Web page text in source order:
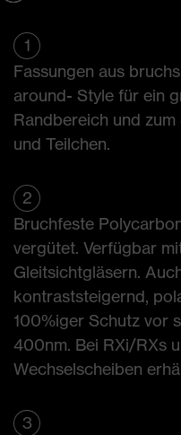
1
Fassungen aus
around- Style für ein
Randbereich und
und Teilchen.
2
Bruchfeste
vergütet. Verfügbar
Gleitsichtgläsern.
kontraststeigernd,
100%iger Schutz vor
400nm. Bei RXi/RXs
Wechselscheiben
3